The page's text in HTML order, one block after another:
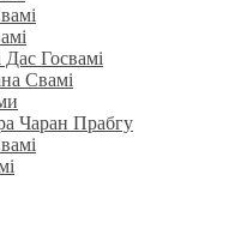
Дас Госвамі
Свамі
Чаран Прабгу